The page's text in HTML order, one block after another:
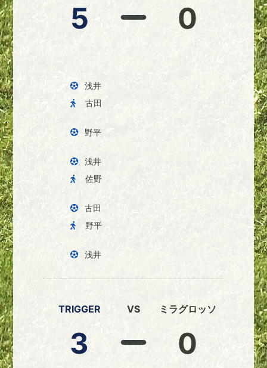
5 0
浅井
古田
野平
浅井
佐野
古田
野平
浅井
TRIGGER
3
VS ミラグロッソ
0